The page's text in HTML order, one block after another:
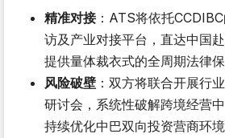
精准对接：ATS将依托
访及产业对接平台，直达中国
提供量体裁衣式的全周期法律保
风险破壁 ：双方将联合开展行
研讨会，系统性破解跨境经营
持续优化中巴双向投资营商环境